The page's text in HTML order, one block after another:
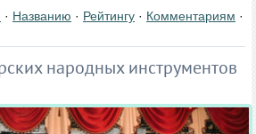
· Названию · Рейтингу · Комментариям ·
народных инструментов